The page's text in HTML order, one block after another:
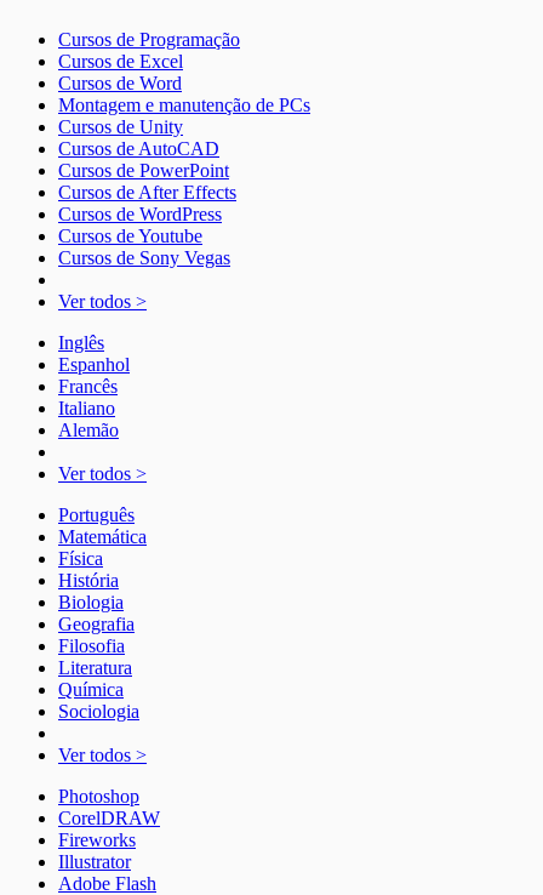
Cursos de Programação
Cursos de Excel
Cursos de Word
Montagem e manutenção de PCs
Cursos de Unity
Cursos de AutoCAD
Cursos de PowerPoint
Cursos de After Effects
Cursos de WordPress
Cursos de Youtube
Cursos de Sony Vegas
Ver todos >
Inglês
Espanhol
Francês
Italiano
Alemão
Ver todos >
Português
Matemática
Física
História
Biologia
Geografia
Filosofia
Literatura
Química
Sociologia
Ver todos >
Photoshop
CorelDRAW
Fireworks
Illustrator
Adobe Flash